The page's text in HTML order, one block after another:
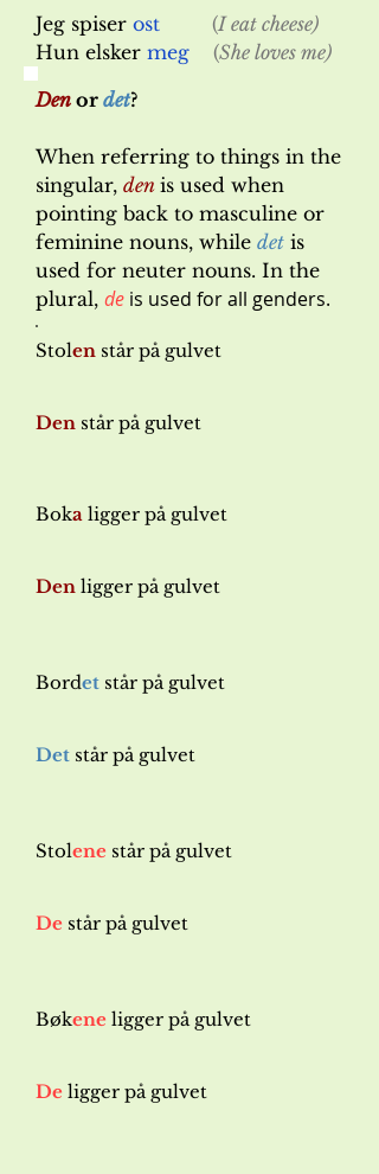
Jeg spiser ost (I eat cheese)
Hun elsker meg (She loves me)
Den or det?
When referring to things in the
singular, den is used when
pointing back to masculine or
feminine nouns, while det is
used for neuter nouns. In the
plural, de is used for all genders.
Stolen står på gulvet
Den står på gulvet
Boka ligger på gulvet
Den ligger på gulvet
Bordet står på gulvet
Det står på gulvet
Stolene står på gulvet
De står på gulvet
Bøkene ligger på gulvet
De ligger på gulvet